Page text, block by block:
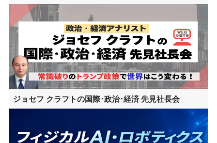
ジョセフ クラフトの国際･政治･経済 先見社長会